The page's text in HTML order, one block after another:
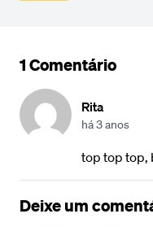
1 Comentário
Rita
há 3 anos
top top top,
Deixe um